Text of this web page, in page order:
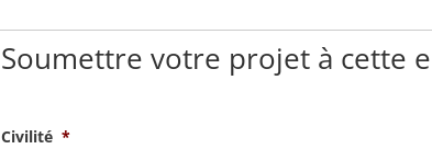
Soumettre votre projet à cette
Civilité *